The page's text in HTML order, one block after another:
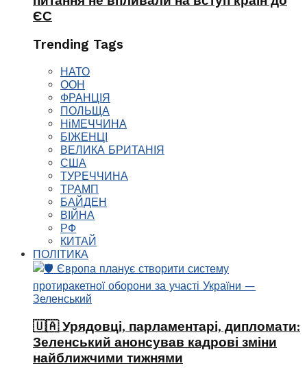
ЄС
Trending Tags
НАТО
ООН
ФРАНЦІЯ
ПОЛЬЩА
НіМЕЧЧИНА
БІЖЕНЦІ
ВЕЛИКА БРИТАНІЯ
США
ТУРЕЧЧИНА
ТРАМП
БАЙДЕН
ВІЙНА
РФ
КИТАЙ
ПОЛІТИКА
🇺🇦 Урядовці, парламентарі, дипломати:
Зеленський анонсував кадрові зміни
найближчими тижнями